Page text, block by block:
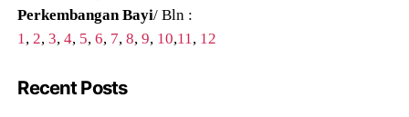
Perkembangan Bayi/ Bln :
1,2,3,4, 5,6, 7,8,9, 10,11, 12
Recent Posts